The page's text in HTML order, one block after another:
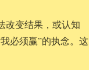
改变结果，或认知
必须赢”的执念。这